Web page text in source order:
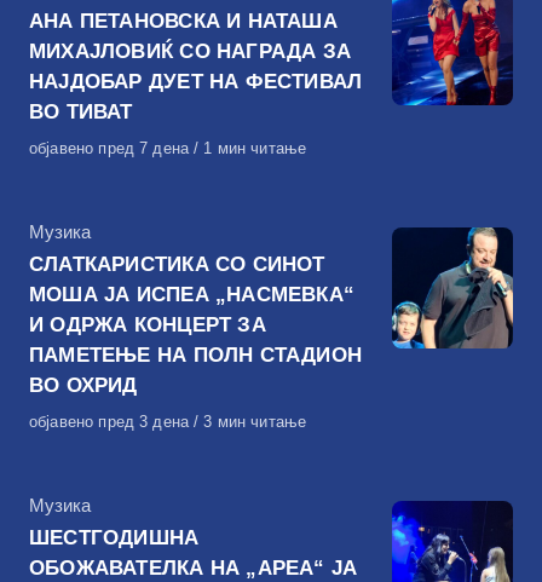
АНА ПЕТАНОВСКА И НАТАША
МИХАЈЛОВИЌ СО НАГРАДА ЗА
НАЈДОБАР ДУЕТ НА ФЕСТИВАЛ
ВО ТИВАТ
Објавено
објавено пред 7 дена 1 мин читање
КАтегорија
Музика
СЛАТКАРИСТИКА СО СИНОТ
МОША ЈА ИСПЕА „НАСМЕВКА“
И ОДРЖА КОНЦЕРТ ЗА
ПАМЕТЕЊЕ НА ПОЛН СТАДИОН
ВО ОХРИД
Објавено
објавено пред 3 дена 3 мин читање
КАтегорија
Музика
ШЕСТГОДИШНА
ОБОЖАВАТЕЛКА НА „АРЕА“ ЈА